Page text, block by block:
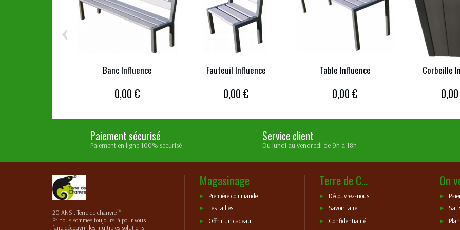
Banc Influence
0,00 €
Fauteuil Influence
0,00 €
Table Influence
0,00 €
Corbeille
‹
Paiement sécurisé
Paiement en ligne 100% sécurisé
Service client
Du lundi au vendredi de 9h à 18h
20 ANS...Terre de chanvre™
Et nous sommes toujours là pour vous
faire découvrir les multiples solutions
Magasinage
Première commande
Les tailles
Offrir un cadeau
Terre de C...
Découvrez-nous
Savoir faire
Confidentialité
On